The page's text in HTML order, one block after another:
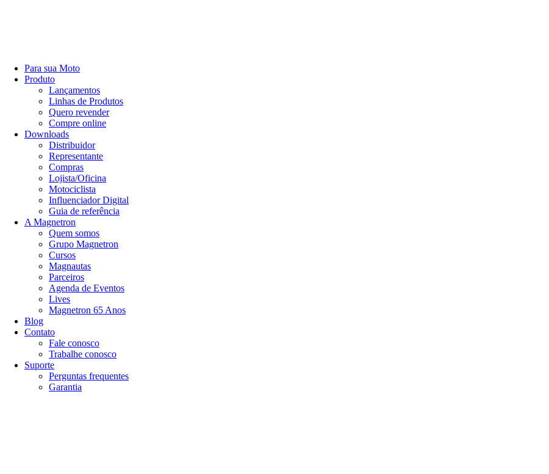
Para sua Moto
Produto
Lançamentos
Linhas de Produtos
Quero revender
Compre online
Downloads
Distribuidor
Representante
Compras
Lojista/Oficina
Motociclista
Influenciador Digital
Guia de referência
A Magnetron
Quem somos
Grupo Magnetron
Cursos
Magnautas
Parceiros
Agenda de Eventos
Lives
Magnetron 65 Anos
Blog
Contato
Fale conosco
Trabalhe conosco
Suporte
Perguntas frequentes
Garantia